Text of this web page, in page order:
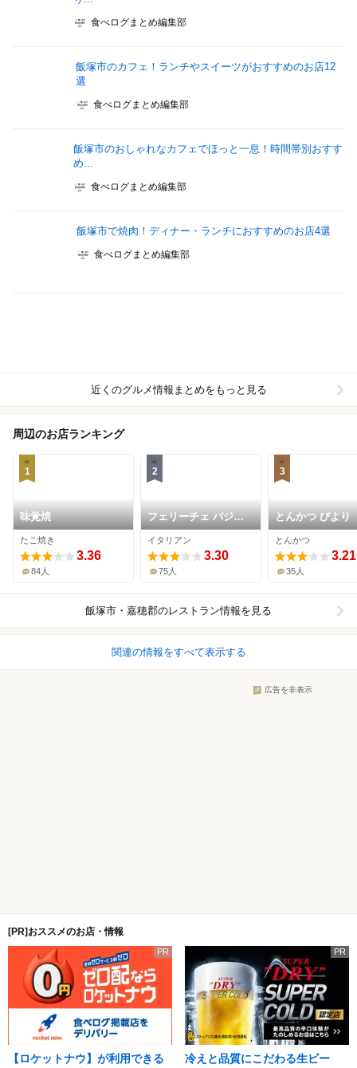
食べログまとめ編集部
飯塚市のカフェ！ランチやスイーツがおすすめのお店12
選
食べログまとめ編集部
飯塚市のおしゃれなカフェでほっと一息！時間帯別おすす
め...
食べログまとめ編集部
飯塚市で焼肉！ディナー・ランチにおすすめのお店4選
食べログまとめ編集部
近くのグルメ情報まとめをもっと見る
周辺のお店ランキング
1
味覚焼
たこ焼き
3.36
84人
2
フェリーチェ バジル
飯塚店
イタリアン
3.30
75人
3
とんかつ びより
とんかつ
3.21
35人
飯塚市・嘉穂郡のレストラン情報を見る
関連の情報をすべて表示する
広告を非表示
[PR]おススメのお店・情報
PR
【ロケットナウ】が利用できる
PR
冷えと品質にこだわる生ビー